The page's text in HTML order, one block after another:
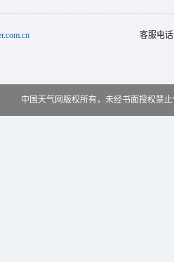
客服电
中国天气网版权所有，未经书面授权